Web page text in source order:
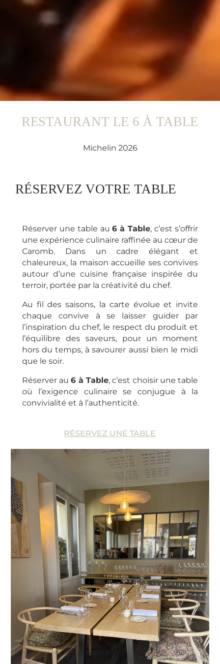
RESTAURANT LE 6 À TABLE
Michelin 2026
RÉSERVEZ VOTRE TABLE
Réserver une table au6 à Table, c’est s’offrir
une expérience culinaire raffinée au cœur de
Caromb. Dans un cadre élégant et
chaleureux, la maison accueille ses convives
autour d’une cuisine française inspirée du
terroir, portée par la créativité du chef.
Au fil des saisons, la carte évolue et invite
chaque convive à se laisser guider par
l’inspiration du chef, le respect du produit et
l’équilibre des saveurs, pour un moment
hors du temps, à savourer aussi bien le midi
que le soir.
Réserver au6 à Table, c’est choisir une table
où l’exigence culinaire se conjugue à la
convivialité et à l’authenticité.
RÉSERVEZ UNE TABLE